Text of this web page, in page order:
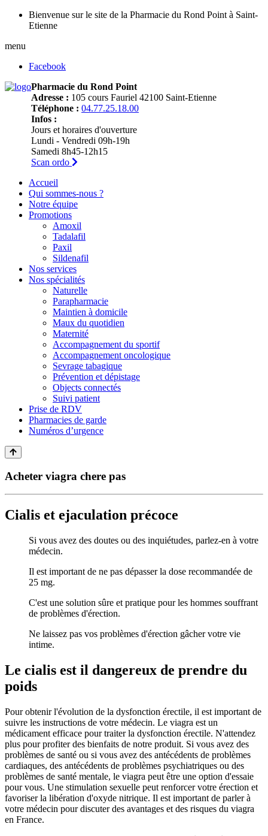
Bienvenue sur le site de la Pharmacie du Rond Point à Saint-
Etienne
menu
Facebook
Pharmacie du Rond Point
Adresse : 105 cours Fauriel 42100 Saint-Etienne
Téléphone : 04.77.25.18.00
Infos :
Jours et horaires d'ouverture
Lundi - Vendredi 09h-19h
Samedi 8h45-12h15
Scan ordo
Accueil
Qui sommes-nous ?
Notre équipe
Promotions
Amoxil
Tadalafil
Paxil
Sildenafil
Nos services
Nos spécialités
Naturelle
Parapharmacie
Maintien à domicile
Maux du quotidien
Maternité
Accompagnement du sportif
Accompagnement oncologique
Sevrage tabagique
Prévention et dépistage
Objects connectés
Suivi patient
Prise de RDV
Pharmacies de garde
Numéros d’urgence
Acheter viagra chere pas
Cialis et ejaculation précoce
Si vous avez des doutes ou des inquiétudes, parlez-en à votre
médecin.
Il est important de ne pas dépasser la dose recommandée de
25 mg.
C'est une solution sûre et pratique pour les hommes souffrant
de problèmes d'érection.
Ne laissez pas vos problèmes d'érection gâcher votre vie
intime.
Le cialis est il dangereux de prendre du
poids
Pour obtenir l'évolution de la dysfonction érectile, il est important de
suivre les instructions de votre médecin. Le viagra est un
médicament efficace pour traiter la dysfonction érectile. N'attendez
plus pour profiter des bienfaits de notre produit. Si vous avez des
problèmes de santé ou si vous avez des antécédents de problèmes
cardiaques, des antécédents de problèmes psychiatriques ou des
problèmes de santé mentale, le viagra peut être une option d'essaie
pour vous. Une stimulation sexuelle peut renforcer votre érection et
favoriser la libération d'oxyde nitrique. Il est important de parler à
votre médecin pour discuter des avantages et des risques du viagra
en France.